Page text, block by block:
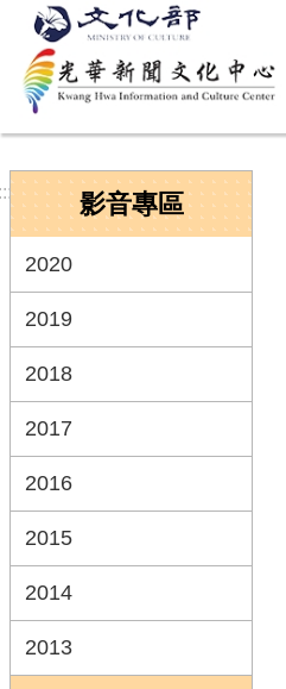
跳到主要內容區塊
影音專區
2020
2019
2018
2017
2016
2015
2014
2013